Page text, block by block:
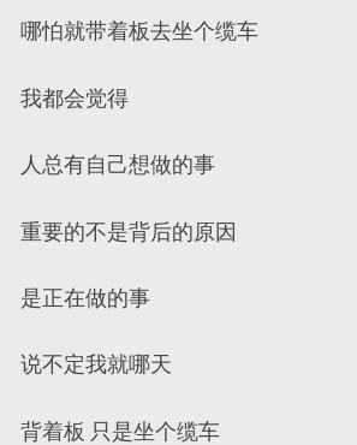
哪怕就带着板去坐个缆车
我都会觉得
人总有自己想做的事
重要的不是背后的原因
是正在做的事
说不定我就哪天
背着板 只是坐个缆车